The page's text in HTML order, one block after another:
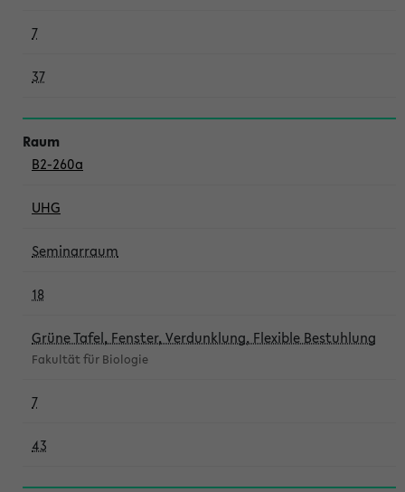
7
37
B2-260a
UHG
Seminarraum
18
Grüne Tafel, Fenster, Verdunklung, Flexible Bestuhlung
Fakultät für Biologie
7
43